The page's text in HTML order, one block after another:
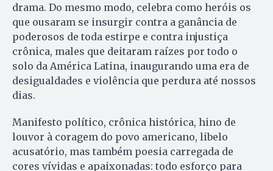
drama. Do mesmo modo, celebra como heróis os
que ousaram se insurgir contra a ganância de
poderosos de toda estirpe e contra injustiça
crônica, males que deitaram raízes por todo o
solo da América Latina, inaugurando uma era de
desigualdades e violência que perdura até nossos
dias.
Manifesto político, crônica histórica, hino de
louvor à coragem do povo americano, libelo
acusatório, mas também poesia carregada de
cores vívidas e apaixonadas: todo esforço para